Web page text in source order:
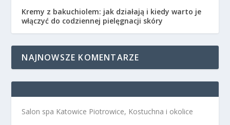
Kremy z bakuchiolem: jak działają i kiedy warto je
włączyć do codziennej pielęgnacji skóry
NAJNOWSZE KOMENTARZE
Salon spa Katowice Piotrowice, Kostuchna i okolice